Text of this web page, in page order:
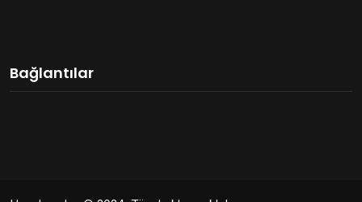
Bağlantılar